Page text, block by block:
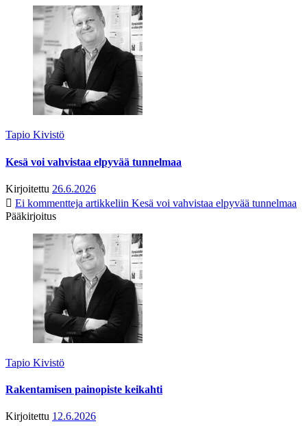
Tapio Kivistö
Kesä voi vahvistaa elpyvää tunnelmaa
Kirjoitettu 26.6.2026
Ei kommentteja artikkeliin Kesä voi vahvistaa elpyvää tunnelmaa
Pääkirjoitus
Tapio Kivistö
Rakentamisen painopiste keikahti
Kirjoitettu 12.6.2026